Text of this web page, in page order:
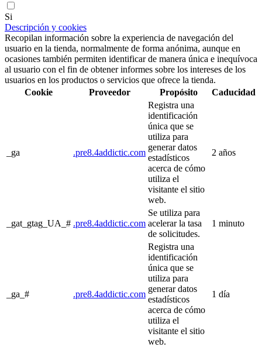
Si
Descripción y cookies
Recopilan información sobre la experiencia de navegación del
usuario en la tienda, normalmente de forma anónima, aunque en
ocasiones también permiten identificar de manera única e inequívoca
al usuario con el fin de obtener informes sobre los intereses de los
usuarios en los productos o servicios que ofrece la tienda.
Cookie
Proveedor Propósito Caducidad
_ga .pre8.4addictic.com
Registra una
identificación
única que se
utiliza para
generar datos
estadísticos
acerca de cómo
utiliza el
visitante el sitio
web.
2 años
_gat_gtag_UA_# .pre8.4addictic.com
Se utiliza para
acelerar la tasa
de solicitudes.
1 minuto
_ga_# .pre8.4addictic.com
Registra una
identificación
única que se
utiliza para
generar datos
estadísticos
acerca de cómo
utiliza el
visitante el sitio
web.
1 día